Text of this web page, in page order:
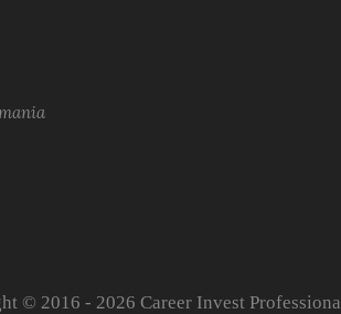
© 2016 - 2026 Career Invest